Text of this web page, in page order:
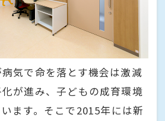
気で命を落とす機会は激減
が進み、子どもの成育環境
ます。そこで2015年には新